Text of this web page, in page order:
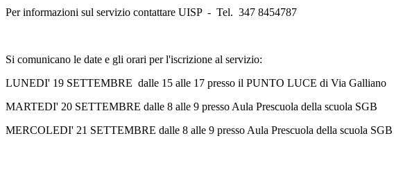
Per informazioni sul servizio contattare UISP - Tel. 347 8454787
Si comunicano le date e gli orari per l'iscrizione al servizio:
LUNEDI' 19 SETTEMBRE dalle 15 alle 17 presso il PUNTO LUCE di Via Galliano
MARTEDI' 20 SETTEMBRE dalle 8 alle 9 presso Aula Prescuola della scuola SGB
MERCOLEDI' 21 SETTEMBRE dalle 8 alle 9 presso Aula Prescuola della scuola SGB